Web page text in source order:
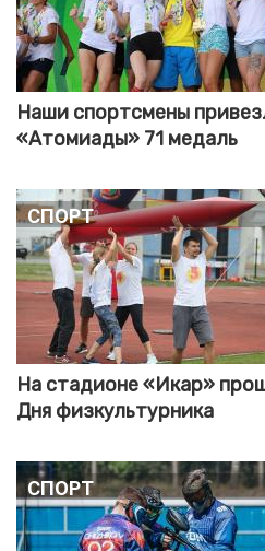
Наши спортсмены
«Атомиады» 71 медаль
Спорт
На стадионе «Икар»
Дня физкультурника
Спорт